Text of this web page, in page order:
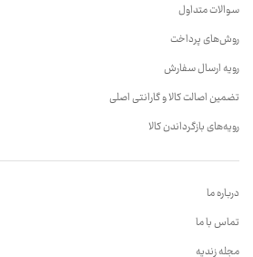
سوالات متداول
روش‌های پرداخت
رویه ارسال سفارش
تضمین اصالت کالا و گارانتی اصلی
رویه‌های بازگرداندن کالا
درباره ما
تماس با ما
مجله زندیه